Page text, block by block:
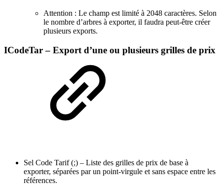
Attention : Le champ est limité à 2048 caractères. Selon
le nombre d’arbres à exporter, il faudra peut-être créer
plusieurs exports.
ICodeTar – Export d’une ou plusieurs grilles de prix
Sel Code Tarif (;) – Liste des grilles de prix de base à
exporter, séparées par un point-virgule et sans espace entre les
références.